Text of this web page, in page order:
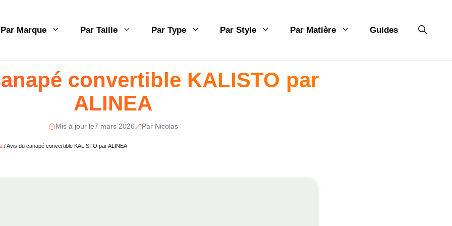
Par Marque Par Taille Par Type Par Style Par Matière Guides
convertible KALISTO par
ALINEA
Mis à jour le7 mars 2026 Par Nicolas
/Avis du canapé convertible KALISTO par ALINEA